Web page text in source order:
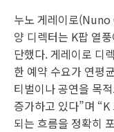
누노 게레이로
양 디렉터는 K팝 열
단했다. 게레이로 디
한 예약 수요가 연평
티벌이나 공연을 목
증가하고 있다”며
되는 흐름을 정확히